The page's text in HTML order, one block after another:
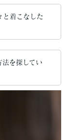
と着こなした
法を探してい